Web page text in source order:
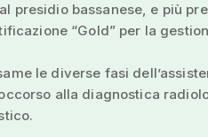
presidio bassanese, e più
“Gold” per la
le diverse fasi
alla diagnostica